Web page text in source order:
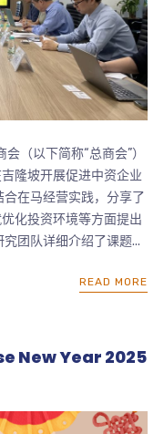
（以下简称“总商会”）
隆坡开展促进中资企业
在马经营实践，分享了
化投资环境等方面提出
团队详细介绍了课题...
READ MORE
New Year 2025